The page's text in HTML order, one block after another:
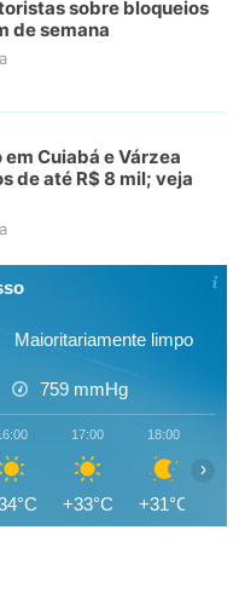
sobre bloqueios
de semana
Cuiabá e Várzea
de até R$ 8 mil; veja
Maioritariamente limpo
759 mmHg
17:00
+33°C
18:00
+31°C
›